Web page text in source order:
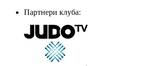
Партнери клуба: